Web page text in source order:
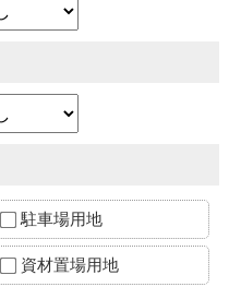
駐車場用地
資材置場用地